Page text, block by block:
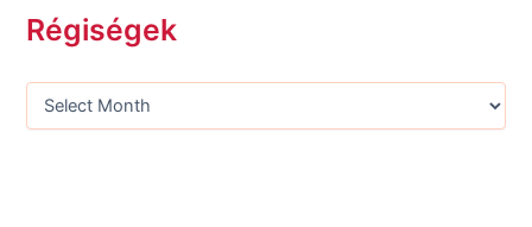
Régiségek